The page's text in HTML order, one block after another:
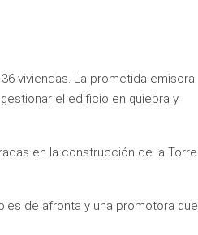
viviendas. La prometida emisora
el edificio en quiebra y
en la construcción de la Torre
de afronta y una promotora que